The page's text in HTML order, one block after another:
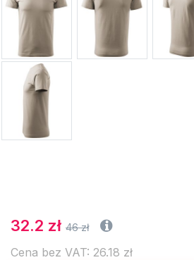
32.2 zł 46 zł
Cena bez VAT: 26.18 zł